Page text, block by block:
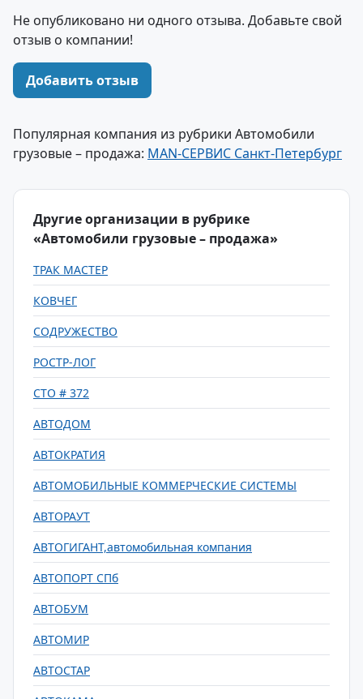
Не опубликовано ни одного отзыва. Добавьте свой
отзыв о компании!
Добавить отзыв
Популярная компания из рубрики Автомобили
грузовые – продажа: MAN-СЕРВИС Санкт-Петербург
Другие организации в рубрике
«Автомобили грузовые – продажа»
ТРАК МАСТЕР
КОВЧЕГ
СОДРУЖЕСТВО
РОСТР-ЛОГ
СТО # 372
АВТОДОМ
АВТОКРАТИЯ
АВТОМОБИЛЬНЫЕ КОММЕРЧЕСКИЕ СИСТЕМЫ
АВТОРАУТ
АВТОГИГАНТ,автомобильная компания
АВТОПОРТ СПб
АВТОБУМ
АВТОМИР
АВТОСТАР